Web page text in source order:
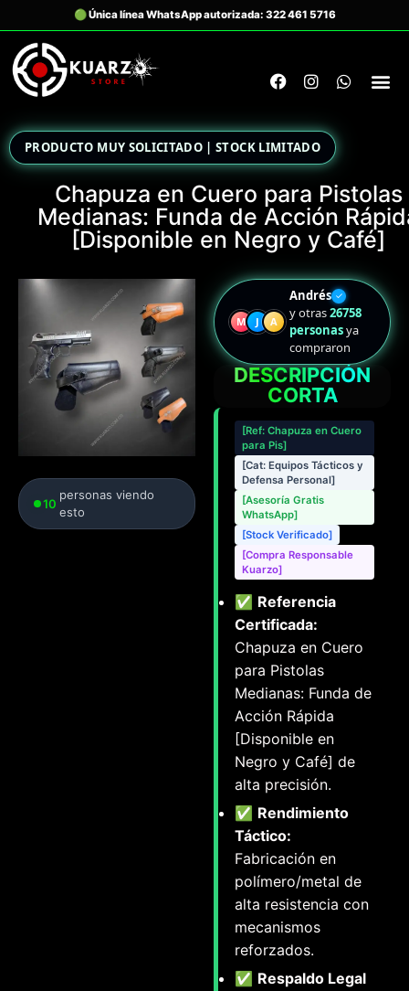
PRODUCTO MUY SOLICITADO | STOCK LIMITADO
Chapuza en Cuero para Pistolas
Medianas: Funda de Acción
[Disponible en Negro y Café]
10
personas viendo
esto
M J A
Andrés ✓
y otras26758
personasya
compraron
DESCRIPCIÓN
CORTA
[Ref: Chapuza en Cuero
para Pis]
[Cat: Equipos Tácticos y
Defensa Personal]
[Asesoría Gratis
WhatsApp]
[Stock Verificado]
[Compra Responsable
Kuarzo]
✅ Referencia
Certificada:
Chapuza en Cuero
para Pistolas
Medianas: Funda de
Acción Rápida
[Disponible en
Negro y Café] de
alta precisión.
✅ Rendimiento
Táctico:
Fabricación en
polímero/metal de
alta resistencia con
mecanismos
reforzados.
✅ Respaldo Legal